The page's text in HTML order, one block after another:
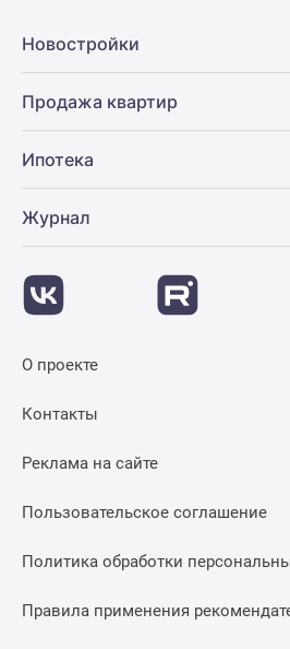
Новостройки
Продажа квартир
Ипотека
Журнал
О проекте
Контакты
Реклама на сайте
Пользовательское соглашение
Политика обработки
Правила применения